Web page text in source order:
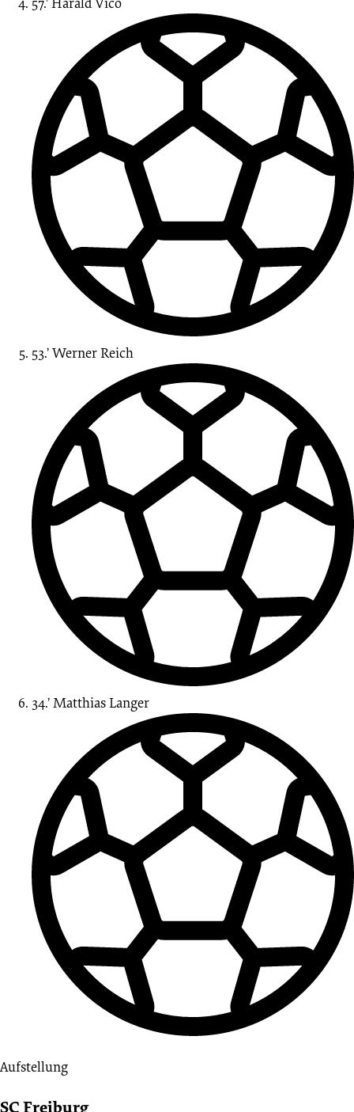
53.’Werner Reich
34.’Matthias Langer
Aufstellung
SC Freiburg